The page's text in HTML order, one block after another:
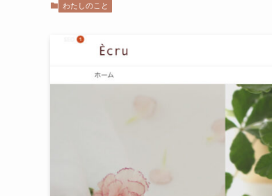
わたしのこと